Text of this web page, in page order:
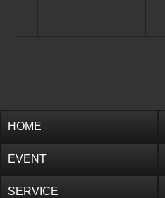
HOME
EVENT
SERVICE